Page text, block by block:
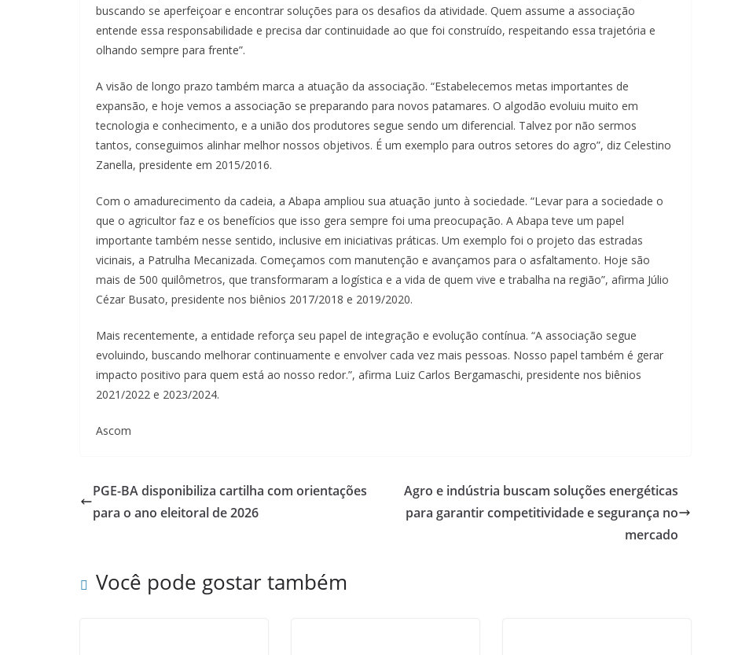
buscando se aperfeiçoar e encontrar soluções para os desafios da atividade. Quem assume a associação
entende essa responsabilidade e precisa dar continuidade ao que foi construído, respeitando essa trajetória e
olhando sempre para frente”.
A visão de longo prazo também marca a atuação da associação. “Estabelecemos metas importantes de
expansão, e hoje vemos a associação se preparando para novos patamares. O algodão evoluiu muito em
tecnologia e conhecimento, e a união dos produtores segue sendo um diferencial. Talvez por não sermos
tantos, conseguimos alinhar melhor nossos objetivos. É um exemplo para outros setores do agro”, diz Celestino
Zanella, presidente em 2015/2016.
Com o amadurecimento da cadeia, a Abapa ampliou sua atuação junto à sociedade. “Levar para a sociedade o
que o agricultor faz e os benefícios que isso gera sempre foi uma preocupação. A Abapa teve um papel
importante também nesse sentido, inclusive em iniciativas práticas. Um exemplo foi o projeto das estradas
vicinais, a Patrulha Mecanizada. Começamos com manutenção e avançamos para o asfaltamento. Hoje são
mais de 500 quilômetros, que transformaram a logística e a vida de quem vive e trabalha na região”, afirma Júlio
Cézar Busato, presidente nos biênios 2017/2018 e 2019/2020.
Mais recentemente, a entidade reforça seu papel de integração e evolução contínua. “A associação segue
evoluindo, buscando melhorar continuamente e envolver cada vez mais pessoas. Nosso papel também é gerar
impacto positivo para quem está ao nosso redor.”, afirma Luiz Carlos Bergamaschi, presidente nos biênios
2021/2022 e 2023/2024.
Ascom
PGE-BA disponibiliza cartilha com orientações
para o ano eleitoral de 2026
Agro e indústria buscam soluções energéticas
para garantir competitividade e segurança no
mercado
Você pode gostar também